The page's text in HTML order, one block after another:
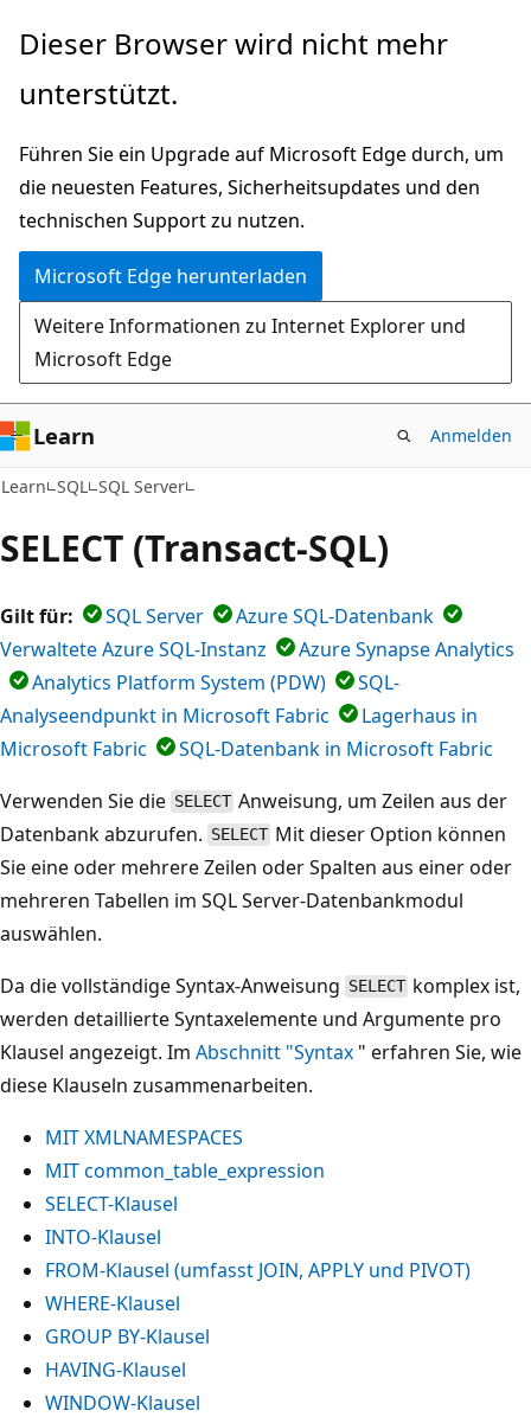
Zu
wechseln
Dieser Browser wird nicht mehr
unterstützt.
Führen Sie ein Upgrade auf Microsoft Edge durch, um
die neuesten Features, Sicherheitsupdates und den
technischen Support zu nutzen.
Microsoft Edge herunterladen
Weitere Informationen zu Internet Explorer und
Microsoft Edge
Learn Anmelden
Learn SQL SQL Server
SELECT (Transact-SQL)
Gilt für: SQL Server
Azure SQL-Datenbank
Verwaltete Azure SQL-Instanz
Azure Synapse Analytics
Analytics Platform System (PDW)
SQL-
Analyseendpunkt in Microsoft Fabric
Lagerhaus in
Microsoft Fabric
SQL-Datenbank in Microsoft Fabric
Verwenden Sie die SELECT Anweisung, um Zeilen aus der
Datenbank abzurufen. SELECT Mit dieser Option können
Sie eine oder mehrere Zeilen oder Spalten aus einer oder
mehreren Tabellen im SQL Server-Datenbankmodul
auswählen.
Da die vollständige Syntax-Anweisung SELECT komplex ist,
werden detaillierte Syntaxelemente und Argumente pro
Klausel angezeigt. Im Abschnitt "Syntax " erfahren Sie, wie
diese Klauseln zusammenarbeiten.
MIT XMLNAMESPACES
MIT common_table_expression
SELECT-Klausel
INTO-Klausel
FROM-Klausel (umfasst JOIN, APPLY und PIVOT)
WHERE-Klausel
GROUP BY-Klausel
HAVING-Klausel
WINDOW-Klausel